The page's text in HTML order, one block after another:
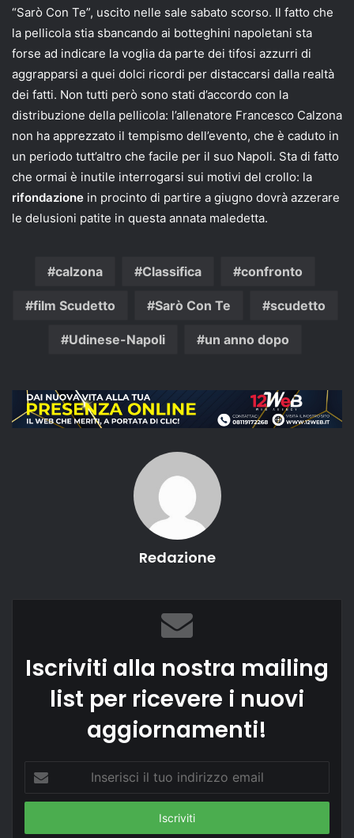
“Sarò Con Te”, uscito nelle sale sabato scorso. Il fatto che
la pellicola stia sbancando ai botteghini napoletani sta
forse ad indicare la voglia da parte dei tifosi azzurri di
aggrapparsi a quei dolci ricordi per distaccarsi dalla realtà
dei fatti. Non tutti però sono stati d’accordo con la
distribuzione della pellicola: l’allenatore Francesco Calzona
non ha apprezzato il tempismo dell’evento, che è caduto in
un periodo tutt’altro che facile per il suo Napoli. Sta di fatto
che ormai è inutile interrogarsi sui motivi del crollo: la
rifondazione in procinto di partire a giugno dovrà azzerare
le delusioni patite in questa annata maledetta.
calzona Classifica confronto
film Scudetto Sarò Con Te scudetto
Udinese-Napoli un anno dopo
Redazione
Iscriviti alla nostra mailing
list per ricevere i nuovi
aggiornamenti!
tuo
email